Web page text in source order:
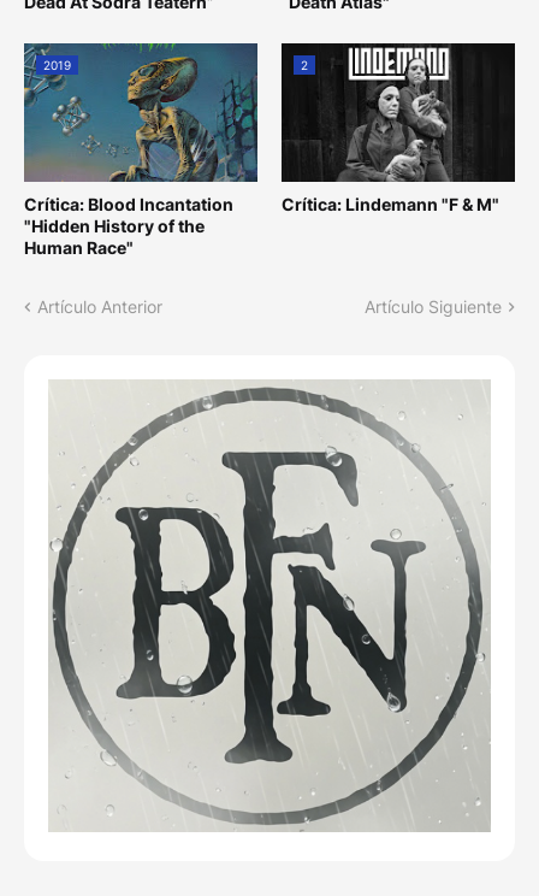
2019
Crítica: Blood Incantation
"Hidden History of the
Human Race"
2
Crítica: Lindemann "F & M"
Artículo Anterior Artículo Siguiente